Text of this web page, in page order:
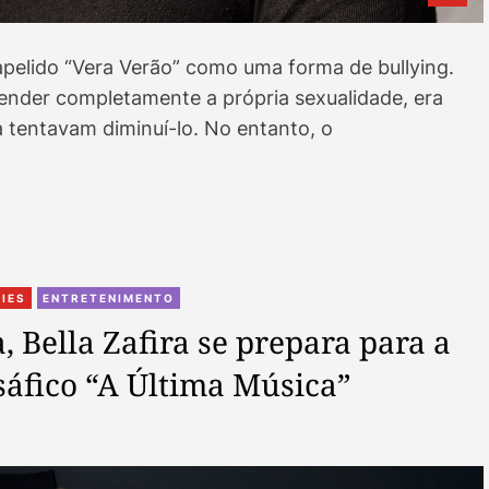
“Vera Verão” como uma forma de bullying.
completamente a própria sexualidade, era
tentavam diminuí-lo. No entanto, o
C
t
e
g
ENTRETENIMENTO
Bella Zafira se prepara para a
“A Última Música”